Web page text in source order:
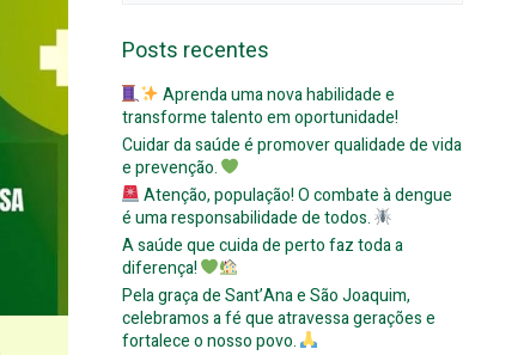
Posts recentes
Aprenda uma nova habilidade e
transforme talento em oportunidade!
Cuidar da saúde é promover qualidade de vida
e prevenção.
Atenção, população! O combate à dengue
é uma responsabilidade de todos.
A saúde que cuida de perto faz toda a
diferença!
Pela graça de Sant’Ana e São Joaquim,
celebramos a fé que atravessa gerações e
fortalece o nosso povo.